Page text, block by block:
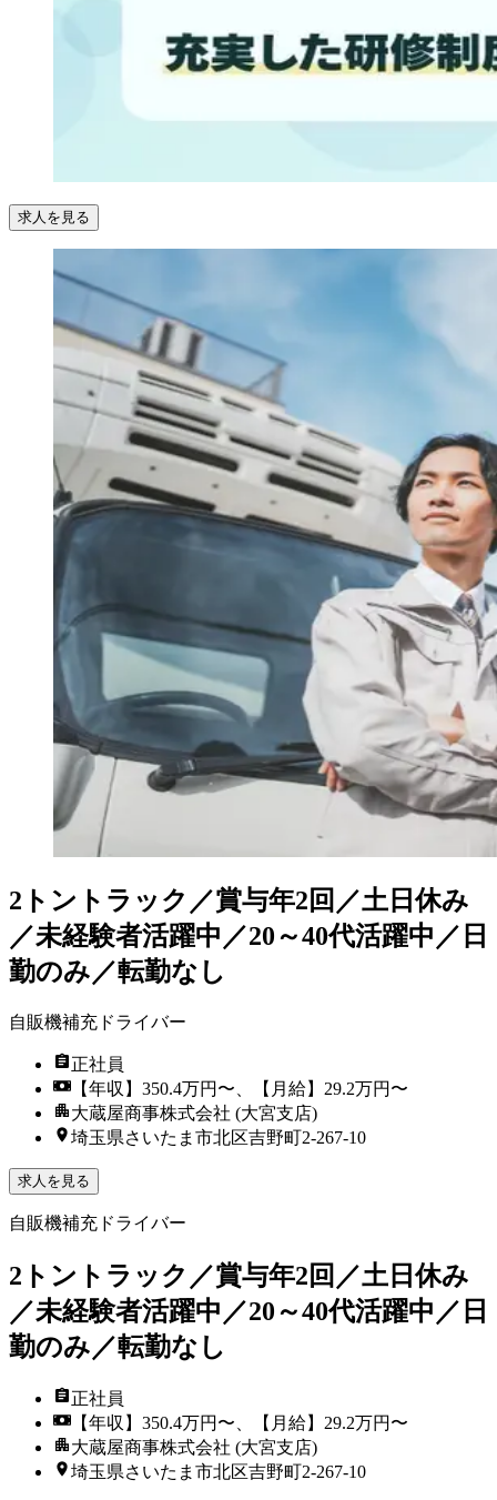
求人を見る
2トントラック／賞与年2回／土日休み
／未経験者活躍中／20～40代活躍中／日
勤のみ／転勤なし
自販機補充ドライバー
正社員
【年収】350.4万円〜、【月給】29.2万円〜
大蔵屋商事株式会社 (大宮支店)
埼玉県さいたま市北区吉野町2-267-10
求人を見る
自販機補充ドライバー
2トントラック／賞与年2回／土日休み
／未経験者活躍中／20～40代活躍中／日
勤のみ／転勤なし
正社員
【年収】350.4万円〜、【月給】29.2万円〜
大蔵屋商事株式会社 (大宮支店)
埼玉県さいたま市北区吉野町2-267-10